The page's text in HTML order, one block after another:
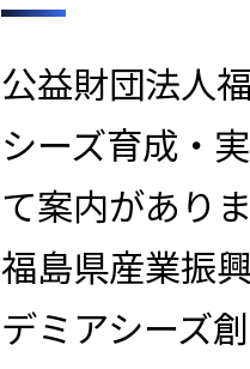
公益財団法人
シーズ育成・
て案内があり
福島県産業振
デミアシーズ